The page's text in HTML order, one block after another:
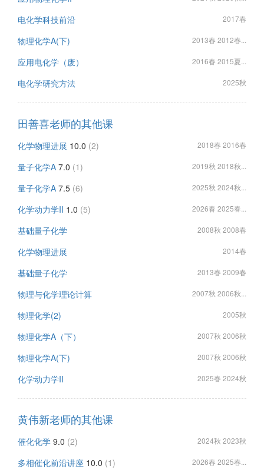
电化学科技前沿 2017春
物理化学A(下) 2013春 2012春...
应用电化学（废） 2016春 2015夏...
电化学研究方法 2025秋
田善喜老师的其他课
化学物理进展 10.0 (2) 2018春 2016春
量子化学A 7.0 (1) 2019秋 2018秋...
量子化学A 7.5 (6) 2025秋 2024秋...
化学动力学II 1.0 (5) 2026春 2025春...
基础量子化学 2008秋 2008春
化学物理进展 2014春
基础量子化学 2013春 2009春
物理与化学理论计算 2007秋 2006秋...
物理化学(2) 2005秋
物理化学A（下） 2007秋 2006秋
物理化学A(下) 2007秋 2006秋
化学动力学II 2025春 2024秋
黄伟新老师的其他课
催化化学 9.0 (2) 2024秋 2023秋
多相催化前沿讲座 10.0 (1) 2026春 2025春...